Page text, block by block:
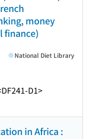
money
finance)
D1>
National Diet Library
in Africa :